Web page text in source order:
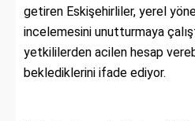
getiren Eskişehirliler, yerel
incelemesini unutturmaya
yetkililerden acilen hesap
beklediklerini ifade ediyor.